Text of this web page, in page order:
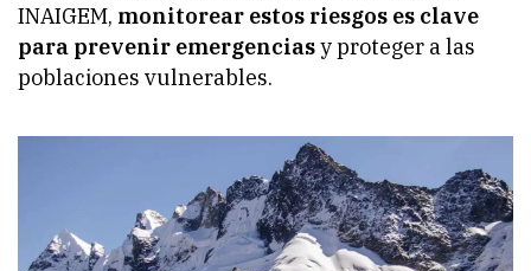
INAIGEM, monitorear estos riesgos es clave
para prevenir emergenciasy proteger a las
poblaciones vulnerables.